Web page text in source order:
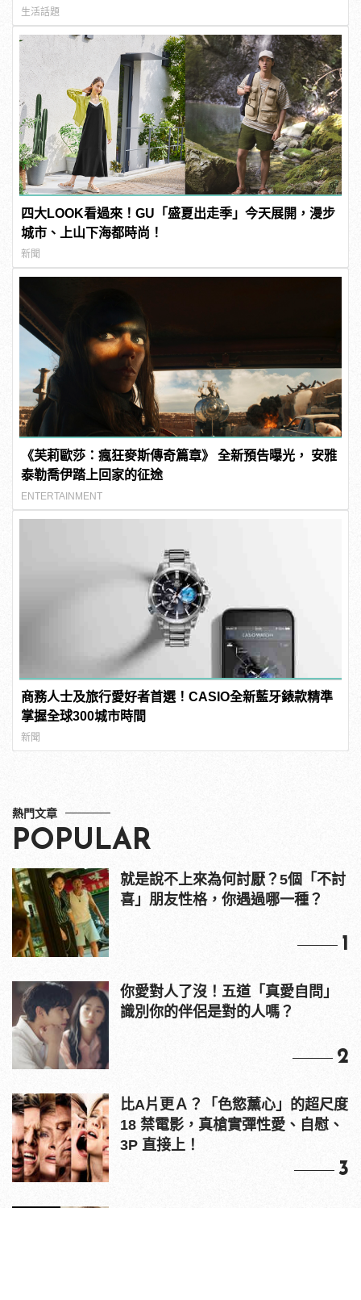
男
生活話題
四大LOOK看過來！GU「盛夏出走季」今天展開，漫步
城市、上山下海都時尚！
新聞
《芙莉歐莎：瘋狂麥斯傳奇篇章》 全新預告曝光， 安雅
泰勒喬伊踏上回家的征途
ENTERTAINMENT
商務人士及旅行愛好者首選！CASIO全新藍牙錶款精準
掌握全球300城市時間
新聞
熱門文章
POPULAR
就是說不上來為何討厭？5個「不討
喜」朋友性格，你遇過哪一種？
1
你愛對人了沒！五道「真愛自問」
識別你的伴侶是對的人嗎？
2
比A片更Ａ？「色慾薰心」的超尺度
18 禁電影，真槍實彈性愛、自慰、
3P 直接上！
3